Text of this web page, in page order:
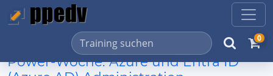
0
Power-Woche: Azure und Entra ID